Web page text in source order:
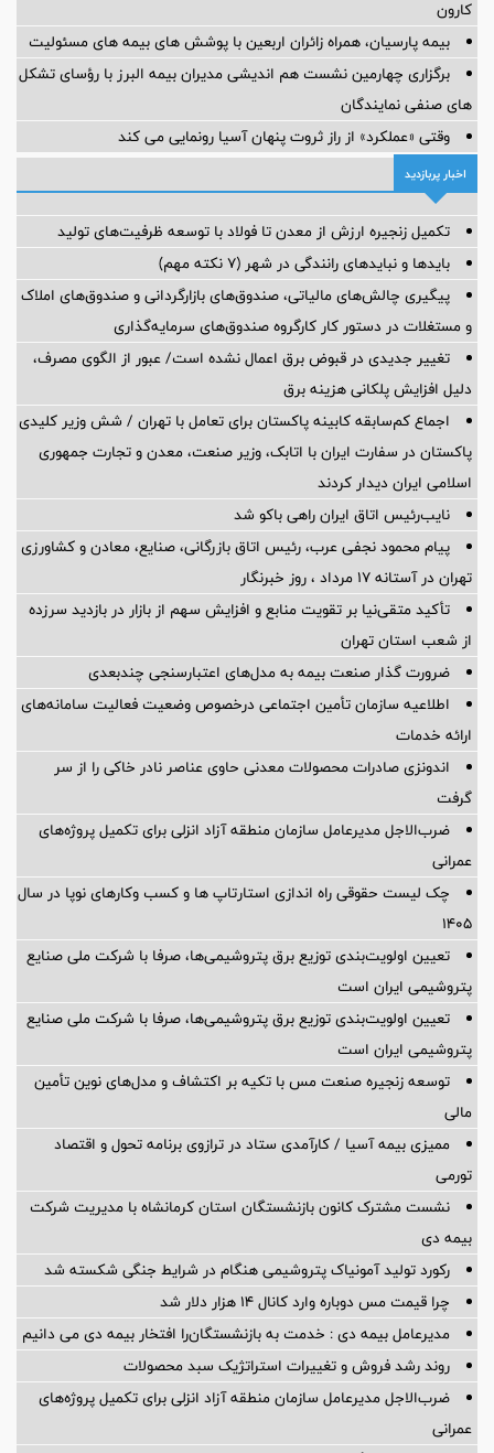
کارون
بیمه پارسیان، همراه زائران اربعین با پوشش های بیمه های مسئولیت
برگزاری چهارمین نشست هم اندیشی مدیران بیمه البرز با رؤسای تشکل
های صنفی نمایندگان
وقتی «عملکرد» از راز ثروت پنهان آسیا رونمایی می کند
اخبار پربازدید
تکمیل زنجیره ارزش از معدن تا فولاد با توسعه ظرفیت‌های تولید
بایدها و نبایدهای رانندگی در شهر (۷ نکته مهم)
پیگیری چالش‌های مالیاتی، صندوق‌های بازارگردانی و صندوق‌های املاک
و مستغلات در دستور کار کارگروه صندوق‌های سرمایه‌گذاری
تغییر جدیدی در قبوض برق اعمال نشده است/ عبور از الگوی مصرف،
دلیل افزایش پلکانی هزینه برق
اجماع کم‌سابقه کابینه پاکستان برای تعامل با تهران / شش وزیر کلیدی
پاکستان در سفارت ایران با اتابک، وزیر صنعت، معدن و تجارت جمهوری
اسلامی ایران دیدار کردند
نایب‌رئیس اتاق ایران راهی باکو شد
پیام محمود نجفی عرب، رئیس اتاق بازرگانی، صنایع، معادن و کشاورزی
تهران در آستانه 17 مرداد ، روز خبرنگار
تأکید متقی‌نیا بر تقویت منابع و افزایش سهم از بازار در بازدید سرزده
از شعب استان تهران
ضرورت گذار صنعت بیمه به مدل‌های اعتبارسنجی چندبعدی
اطلاعیه سازمان تأمین اجتماعی درخصوص وضعیت فعالیت سامانه‌های
ارائه خدمات
اندونزی صادرات محصولات معدنی حاوی عناصر نادر خاکی را از سر
گرفت
ضرب‌الاجل مدیرعامل سازمان منطقه آزاد انزلی برای تكمیل پروژه‌های
عمرانی
چک لیست حقوقی راه اندازی استارتاپ ها و کسب وکارهای نوپا در سال
۱۴۰۵
تعیین اولویت‌بندی توزیع برق پتروشیمی‌ها، صرفا با شرکت ملی صنایع
پتروشیمی ایران است
تعیین اولویت‌بندی توزیع برق پتروشیمی‌ها، صرفا با شرکت ملی صنایع
پتروشیمی ایران است
توسعه زنجیره صنعت مس با تکیه بر اکتشاف و مدل‌های نوین تأمین
مالی
ممیزی بیمه آسیا / کارآمدی ستاد در ترازوی برنامه تحول و اقتصاد
تورمی
نشست مشترک کانون بازنشستگان استان کرمانشاه با مدیریت شرکت
بیمه دی
رکورد تولید آمونیاک پتروشیمی هنگام در شرایط جنگی شکسته شد
چرا قیمت مس دوباره وارد کانال ۱۴ هزار دلار شد
مدیرعامل بیمه دی : خدمت به بازنشستگان‌را افتخار بیمه دی می دانیم
روند رشد فروش و تغییرات استراتژیک سبد محصولات
ضرب‌الاجل مدیرعامل سازمان منطقه آزاد انزلی برای تكمیل پروژه‌های
عمرانی